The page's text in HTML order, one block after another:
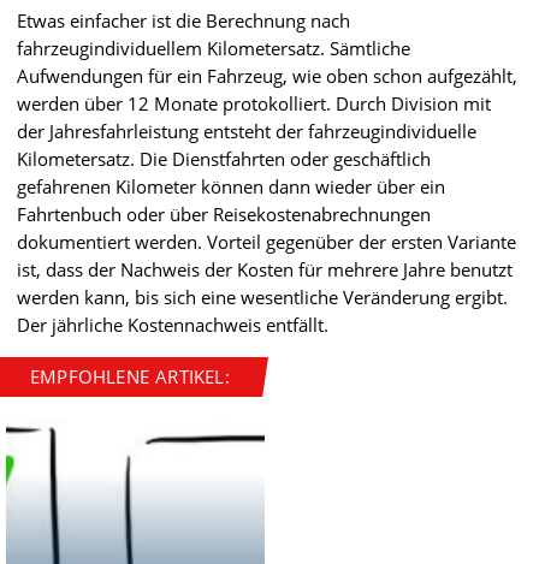
Etwas einfacher ist die Berechnung nach
fahrzeugindividuellem Kilometersatz. Sämtliche
Aufwendungen für ein Fahrzeug, wie oben schon aufgezählt,
werden über 12 Monate protokolliert. Durch Division mit
der Jahresfahrleistung entsteht der fahrzeugindividuelle
Kilometersatz. Die Dienstfahrten oder geschäftlich
gefahrenen Kilometer können dann wieder über ein
Fahrtenbuch oder über Reisekostenabrechnungen
dokumentiert werden. Vorteil gegenüber der ersten Variante
ist, dass der Nachweis der Kosten für mehrere Jahre benutzt
werden kann, bis sich eine wesentliche Veränderung ergibt.
Der jährliche Kostennachweis entfällt.
EMPFOHLENE ARTIKEL: